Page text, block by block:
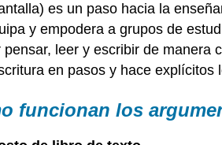
es un paso hacia la
y empodera a grupos de
leer y escribir de
en pasos y hace explícitos
funcionan los